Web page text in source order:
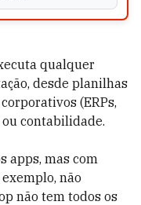
qualquer
desde planilhas
(ERPs,
ou contabilidade.
apps, mas com
não
não tem todos os